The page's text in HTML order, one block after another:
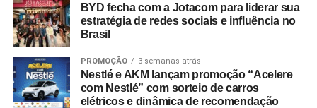
evento serão divulgadas nos canais oficiais do camarote
nos próximos meses.
BYD fecha com a Jotacom para liderar sua
estratégia de redes sociais e influência no
Brasil
PROMOÇÃO 3 semanas atrás
Nestlé e AKM lançam promoção “Acelere
com Nestlé” com sorteio de carros
elétricos e dinâmica de recomendação